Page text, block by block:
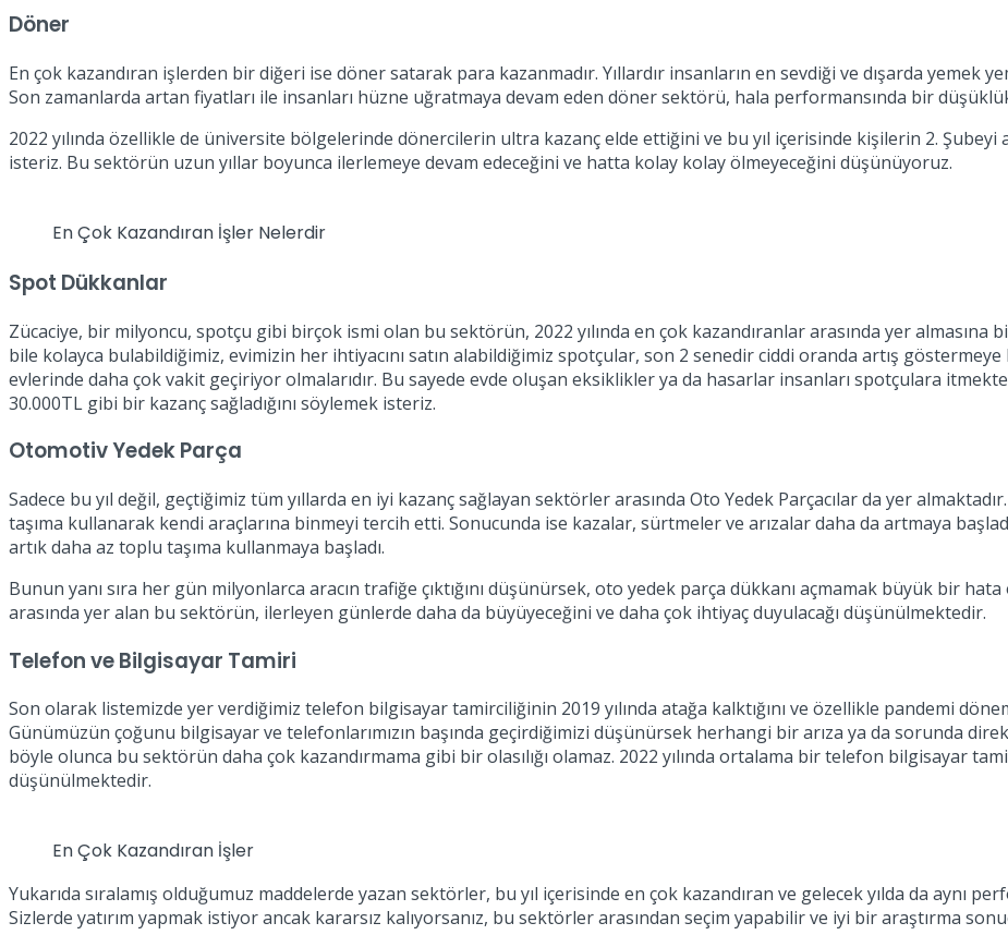
Döner
En çok kazandıran işlerden bir diğeri ise döner satarak para kazanmadır. Yıllardır insanların en sevdiği ve dışarda yemek
Son zamanlarda artan fiyatları ile insanları hüzne uğratmaya devam eden döner sektörü, hala performansında bir
2022 yılında özellikle de üniversite bölgelerinde dönercilerin ultra kazanç elde ettiğini ve bu yıl içerisinde kişilerin 2. Şubeyi
isteriz. Bu sektörün uzun yıllar boyunca ilerlemeye devam edeceğini ve hatta kolay kolay ölmeyeceğini düşünüyoruz.
En Çok Kazandıran İşler Nelerdir
Spot Dükkanlar
Zücaciye, bir milyoncu, spotçu gibi birçok ismi olan bu sektörün, 2022 yılında en çok kazandıranlar arasında yer almasına
bile kolayca bulabildiğimiz, evimizin her ihtiyacını satın alabildiğimiz spotçular, son 2 senedir ciddi oranda artış
evlerinde daha çok vakit geçiriyor olmalarıdır. Bu sayede evde oluşan eksiklikler ya da hasarlar insanları spotçulara
30.000TL gibi bir kazanç sağladığını söylemek isteriz.
Otomotiv Yedek Parça
Sadece bu yıl değil, geçtiğimiz tüm yıllarda en iyi kazanç sağlayan sektörler arasında Oto Yedek Parçacılar da yer
taşıma kullanarak kendi araçlarına binmeyi tercih etti. Sonucunda ise kazalar, sürtmeler ve arızalar daha da artmaya
artık daha az toplu taşıma kullanmaya başladı.
Bunun yanı sıra her gün milyonlarca aracın trafiğe çıktığını düşünürsek, oto yedek parça dükkanı açmamak büyük bir
arasında yer alan bu sektörün, ilerleyen günlerde daha da büyüyeceğini ve daha çok ihtiyaç duyulacağı düşünülmektedir.
Telefon ve Bilgisayar Tamiri
Son olarak listemizde yer verdiğimiz telefon bilgisayar tamirciliğinin 2019 yılında atağa kalktığını ve özellikle pandemi
Günümüzün çoğunu bilgisayar ve telefonlarımızın başında geçirdiğimizi düşünürsek herhangi bir arıza ya da sorunda
böyle olunca bu sektörün daha çok kazandırmama gibi bir olasılığı olamaz. 2022 yılında ortalama bir telefon bilgisayar
düşünülmektedir.
En Çok Kazandıran İşler
Yukarıda sıralamış olduğumuz maddelerde yazan sektörler, bu yıl içerisinde en çok kazandıran ve gelecek yılda da aynı
Sizlerde yatırım yapmak istiyor ancak kararsız kalıyorsanız, bu sektörler arasından seçim yapabilir ve iyi bir araştırma